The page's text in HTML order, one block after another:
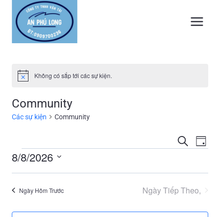
content
Notice Không có sắp tới các sự kiện.
Community
Các sự kiện Community
Các
kiện
Tìm
kiếm
Tìm
Sự
Ngày
Các
sự
kiện
8/8/2026
Chọn
Ngày Hôm Trước Ngày Tiếp Theo,